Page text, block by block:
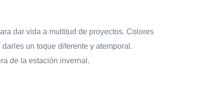
dar vida a multitud de proyectos. Colores
un toque diferente y atemporal.
de la estación invernal.